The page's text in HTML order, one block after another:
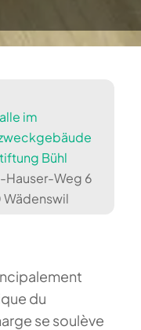
im
Bühl
Hauser-Weg 6
du
se soulève